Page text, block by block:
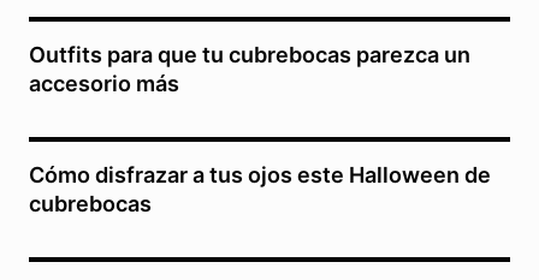
Outfits para que tu cubrebocas parezca un
accesorio más
Cómo disfrazar a tus ojos este Halloween de
cubrebocas